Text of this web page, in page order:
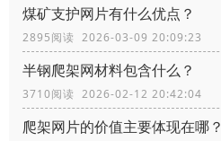
煤矿支护网片有什么优点？
2895阅读 2026-03-09 20:09:23
半钢爬架网材料包含什么？
3710阅读 2026-02-12 20:42:04
爬架网片的价值主要体现在哪？